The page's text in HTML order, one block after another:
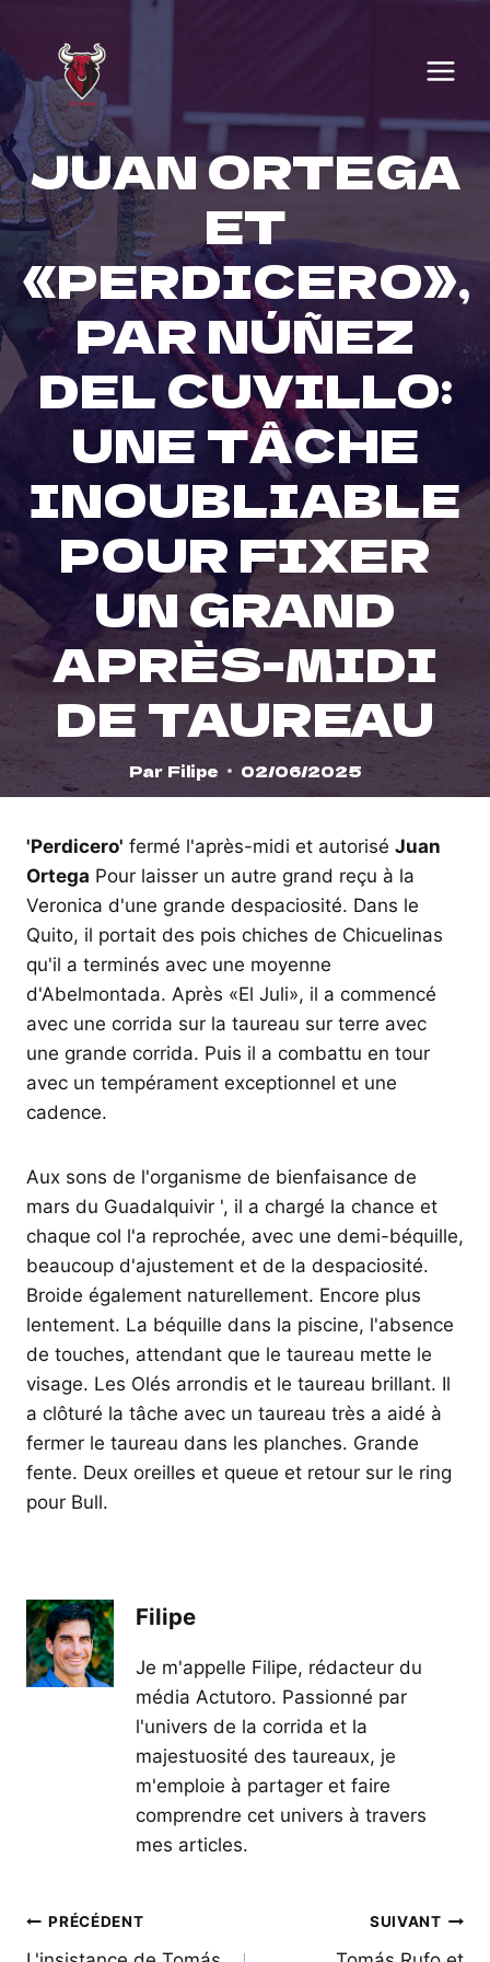
to
content
JUAN ORTEGA
ET
«PERDICERO»,
PAR NÚÑEZ
DEL CUVILLO:
UNE TÂCHE
INOUBLIABLE
POUR FIXER
UN GRAND
APRÈS-MIDI
DE TAUREAU
Par Filipe 02/06/2025
'Perdicero' fermé l'après-midi et autorisé Juan
Ortega Pour laisser un autre grand reçu à la
Veronica d'une grande despaciosité. Dans le
Quito, il portait des pois chiches de Chicuelinas
qu'il a terminés avec une moyenne
d'Abelmontada. Après «El Juli», il a commencé
avec une corrida sur la taureau sur terre avec
une grande corrida. Puis il a combattu en tour
avec un tempérament exceptionnel et une
cadence.
Aux sons de l'organisme de bienfaisance de
mars du Guadalquivir ', il a chargé la chance et
chaque col l'a reprochée, avec une demi-béquille,
beaucoup d'ajustement et de la despaciosité.
Broide également naturellement. Encore plus
lentement. La béquille dans la piscine, l'absence
de touches, attendant que le taureau mette le
visage. Les Olés arrondis et le taureau brillant. Il
a clôturé la tâche avec un taureau très a aidé à
fermer le taureau dans les planches. Grande
fente. Deux oreilles et queue et retour sur le ring
pour Bull.
Filipe
Je m'appelle Filipe, rédacteur du
média Actutoro. Passionné par
l'univers de la corrida et la
majestuosité des taureaux, je
m'emploie à partager et faire
comprendre cet univers à travers
mes articles.
Navigation
PRÉCÉDENT SUIVANT